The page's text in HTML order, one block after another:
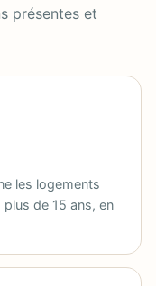
présentes et
les logements
plus de 15 ans, en